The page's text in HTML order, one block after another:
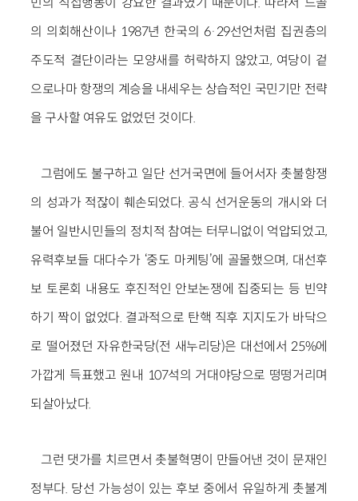
의 의회해산이나 1987년 한국의 6·29선언처럼 집권층의
주도적 결단이라는 모양새를 허락하지 않았고, 여당이 겉
으로나마 항쟁의 계승을 내세우는 상습적인 국민기만 전략
을 구사할 여유도 없었던 것이다.
그럼에도 불구하고 일단 선거국면에 들어서자 촛불항쟁
의 성과가 적잖이 훼손되었다. 공식 선거운동의 개시와 더
불어 일반시민들의 정치적 참여는 터무니없이 억압되었고,
유력후보들 대다수가 ‘중도 마케팅’에 골몰했으며, 대선후
보 토론회 내용도 후진적인 안보논쟁에 집중되는 등 빈약
하기 짝이 없었다. 결과적으로 탄핵 직후 지지도가 바닥으
로 떨어졌던 자유한국당(전 새누리당)은 대선에서 25%에
가깝게 득표했고 원내 107석의 거대야당으로 떵떵거리며
되살아났다.
그런 댓가를 치르면서 촛불혁명이 만들어낸 것이 문재인
정부다. 당선 가능성이 있는 후보 중에서 유일하게 촛불계